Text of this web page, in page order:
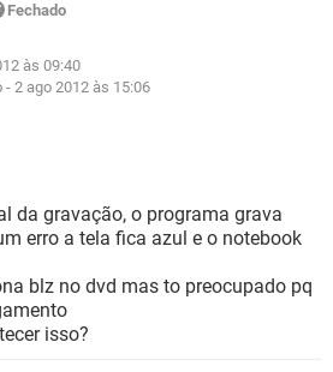
EXCEL
EXCEL
Fechado
às 09:40
-2 ago 2012 às 15:06
da gravação, o programa grava
erro a tela fica azul e o notebook
blz no dvd mas to preocupado pq
isso?